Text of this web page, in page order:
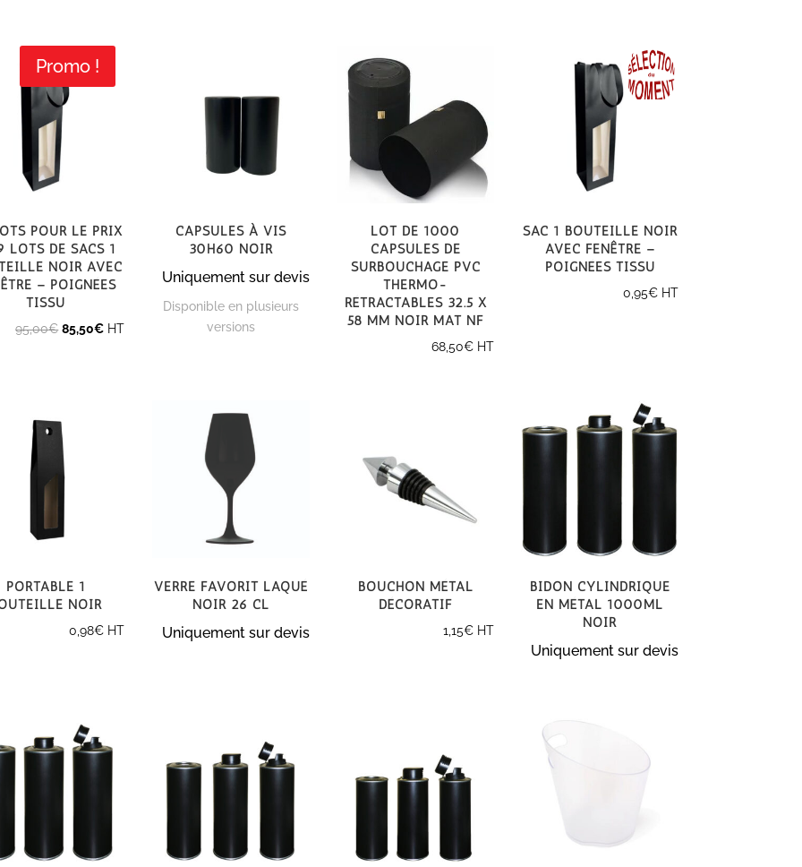
115,00€.
160,00€.122,40€.
Promo !
pour le prix
lots de sacs 1
noir avec
– poignées
tissu
95,00€ Le
85,50€LeHT
Capsules à vis
30H60 Noir
Uniquement sur devis
Disponible en plusieurs
versions
Lot de 1000
capsules de
surbouchage PVC
Thermo-
rétractables 32.5 x
58 mm Noir Mat NF
68,50€ HT
Sac 1 Bouteille noir
avec fenêtre –
poignées tissu
0,95€ HT
Portable 1
noir
0,98€ HT
Verre Favorit laqué
noir 26 cl
Uniquement sur devis
Bouchon Métal
décoratif
1,15€ HT
Bidon cylindrique
en métal 1000ml
noir
Uniquement sur devis